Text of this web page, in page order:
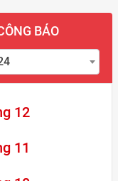
BÁO
12
11